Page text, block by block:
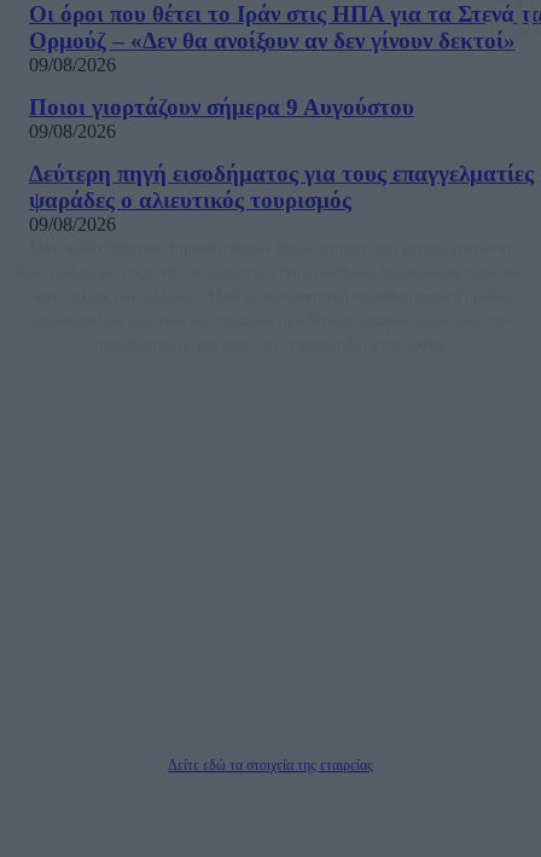
Οι όροι που θέτει το Ιράν στις ΗΠΑ για τα Στενά
Ορμούζ – «Δεν θα ανοίξουν αν δεν γίνουν δεκτοί»
09/08/2026
Ποιοι γιορτάζουν σήμερα 9 Αυγούστου
09/08/2026
Δεύτερη πηγή εισοδήματος για τους επαγγελματίες
ψαράδες ο αλιευτικός τουρισμός
09/08/2026
Δείτε εδώ τα στοιχεία της εταιρείας